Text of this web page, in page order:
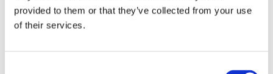
provided to them or that they’ve collected from your use
of their services.
Vulelementen plaatsen: Monteer de glaspanelen, spijlen of
kabelspanners tussen de staanders.